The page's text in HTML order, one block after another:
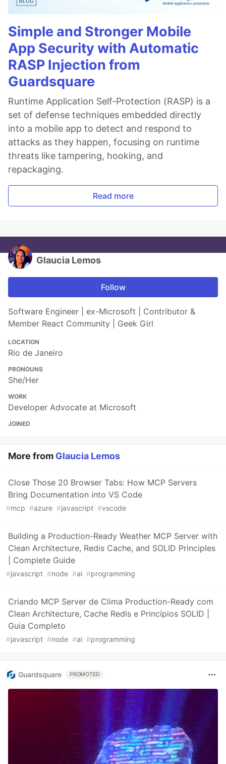
Simple and Stronger Mobile
App Security with Automatic
RASP Injection from
Guardsquare
Runtime Application Self-Protection (RASP) is a
set of defense techniques embedded directly
into a mobile app to detect and respond to
attacks as they happen, focusing on runtime
threats like tampering, hooking, and
repackaging.
Read more
Glaucia Lemos
Follow
Software Engineer | ex-Microsoft | Contributor &
Member React Community | Geek Girl
LOCATION
Rio de Janeiro
PRONOUNS
She/Her
WORK
Developer Advocate at Microsoft
JOINED
More from Glaucia Lemos
Close Those 20 Browser Tabs: How MCP Servers
Bring Documentation into VS Code
#mcp #azure #javascript #vscode
Building a Production-Ready Weather MCP Server with
Clean Architecture, Redis Cache, and SOLID Principles
| Complete Guide
#javascript #node #ai #programming
Criando MCP Server de Clima Production-Ready com
Clean Architecture, Cache Redis e Princípios SOLID |
Guia Completo
#javascript #node #ai #programming
Guardsquare PROMOTED